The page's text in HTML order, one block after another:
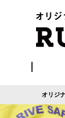
オリジ